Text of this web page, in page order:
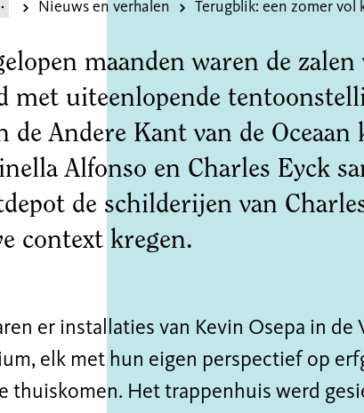
Nieuws en verhalen
maanden waren de
met uiteenlopende
de Andere Kant van de Oceaan
Alfonso en Charles Eyck
de schilderijen van
context kregen.
er installaties van Kevin Osepa in de
elk met hun eigen perspectief op
thuiskomen. Het trappenhuis werd